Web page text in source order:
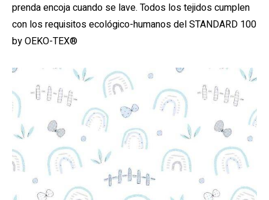
prenda encoja cuando se lave. Todos los tejidos cumplen
con los requisitos ecológico-humanos del STANDARD 100
by OEKO-TEX®